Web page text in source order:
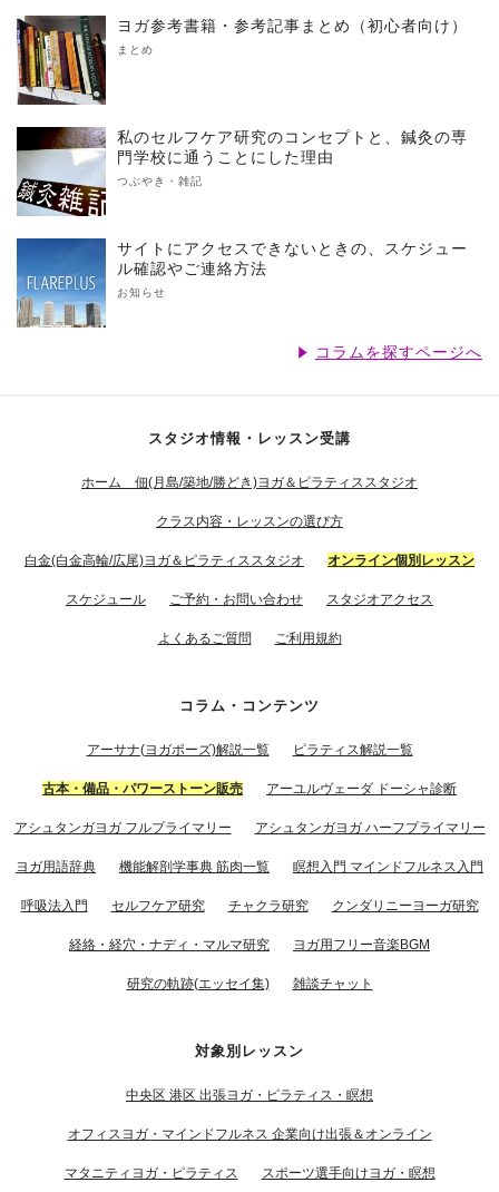
ヨガ参考書籍・参考記事まとめ（初心者向け）
まとめ
私のセルフケア研究のコンセプトと、鍼灸の専
門学校に通うことにした理由
つぶやき・雑記
サイトにアクセスできないときの、スケジュー
ル確認やご連絡方法
お知らせ
コラムを探すページへ
スタジオ情報・レッスン受講
ホーム 佃(月島/築地/勝どき)ヨガ＆ピラティススタジオ
クラス内容・レッスンの選び方
白金(白金高輪/広尾)ヨガ＆ピラティススタジオ オンライン個別レッスン
スケジュール ご予約・お問い合わせ スタジオアクセス
よくあるご質問 ご利用規約
コラム・コンテンツ
アーサナ(ヨガポーズ)解説一覧 ピラティス解説一覧
古本・備品・パワーストーン販売 アーユルヴェーダ ドーシャ診断
アシュタンガヨガ フルプライマリー アシュタンガヨガ ハーフプライマリー
ヨガ用語辞典 機能解剖学事典 筋肉一覧 瞑想入門 マインドフルネス入門
呼吸法入門 セルフケア研究 チャクラ研究 クンダリニーヨーガ研究
経絡・経穴・ナディ・マルマ研究 ヨガ用フリー音楽BGM
研究の軌跡(エッセイ集) 雑談チャット
対象別レッスン
中央区 港区 出張ヨガ・ピラティス・瞑想
オフィスヨガ・マインドフルネス 企業向け出張＆オンライン
マタニティヨガ・ピラティス スポーツ選手向けヨガ・瞑想